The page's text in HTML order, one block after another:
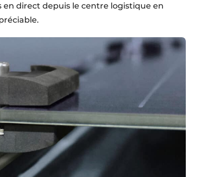
en direct depuis le centre logistique en